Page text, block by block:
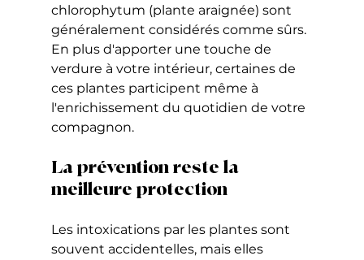
chlorophytum (plante araignée) sont
généralement considérés comme sûrs.
En plus d'apporter une touche de
verdure à votre intérieur, certaines de
ces plantes participent même à
l'enrichissement du quotidien de votre
compagnon.
La prévention reste la
meilleure protection
Les intoxications par les plantes sont
souvent accidentelles, mais elles